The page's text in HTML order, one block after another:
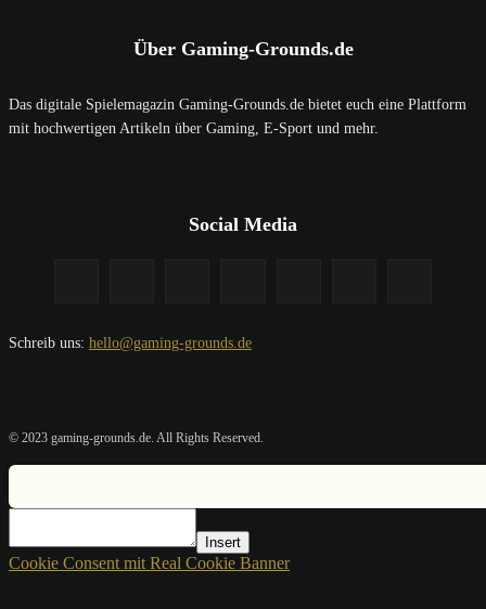
Über Gaming-Grounds.de
Das digitale Spielemagazin Gaming-Grounds.de bietet euch eine Plattform
mit hochwertigen Artikeln über Gaming, E-Sport und mehr.
Social Media
Schreib uns: hello@gaming-grounds.de
© 2023 gaming-grounds.de. All Rights Reserved.
Insert
Cookie Consent mit Real Cookie Banner